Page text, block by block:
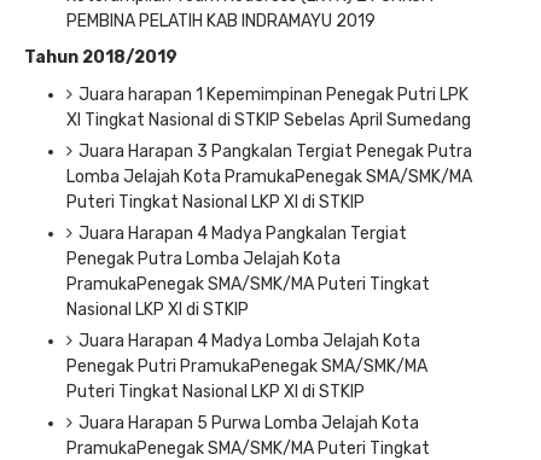
PEMBINA PELATIH KAB INDRAMAYU 2019
Tahun 2018/2019
Juara harapan 1 Kepemimpinan Penegak Putri LPK
XI Tingkat Nasional di STKIP Sebelas April Sumedang
Juara Harapan 3 Pangkalan Tergiat Penegak Putra
Lomba Jelajah Kota PramukaPenegak SMA/SMK/MA
Puteri Tingkat Nasional LKP XI di STKIP
Juara Harapan 4 Madya Pangkalan Tergiat
Penegak Putra Lomba Jelajah Kota
PramukaPenegak SMA/SMK/MA Puteri Tingkat
Nasional LKP XI di STKIP
Juara Harapan 4 Madya Lomba Jelajah Kota
Penegak Putri PramukaPenegak SMA/SMK/MA
Puteri Tingkat Nasional LKP XI di STKIP
Juara Harapan 5 Purwa Lomba Jelajah Kota
PramukaPenegak SMA/SMK/MA Puteri Tingkat